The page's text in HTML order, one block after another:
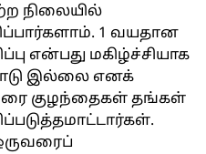
நிலையில்
1 வயதான
என்பது மகிழ்ச்சியாக
இல்லை எனக்
குழந்தைகள் தங்கள்